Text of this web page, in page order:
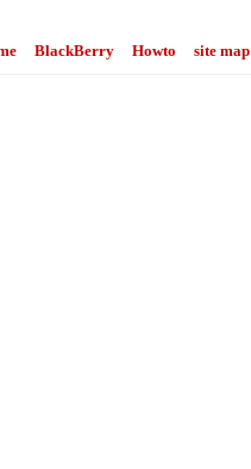
BlackBerry Howto site map